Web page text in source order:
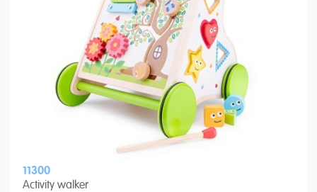
11300
Activity walker